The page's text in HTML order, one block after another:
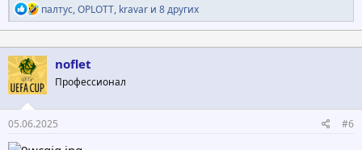
Р
е
а
к
ц
и
и
:
палтус,OPLOTT, kravar и 8 других
noflet
Профессионал
05.06.2025 #6